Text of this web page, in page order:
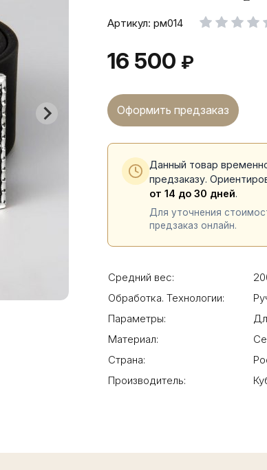
Артикул: рм014
16 500 ₽
Оформить предзаказ
Данный товар
предзаказу.
от 14 до 30 дней.
Для уточнения
предзаказ онлайн.
Средний вес:
Обработка. Технологии:
Параметры:
Материал:
Страна:
Производитель: